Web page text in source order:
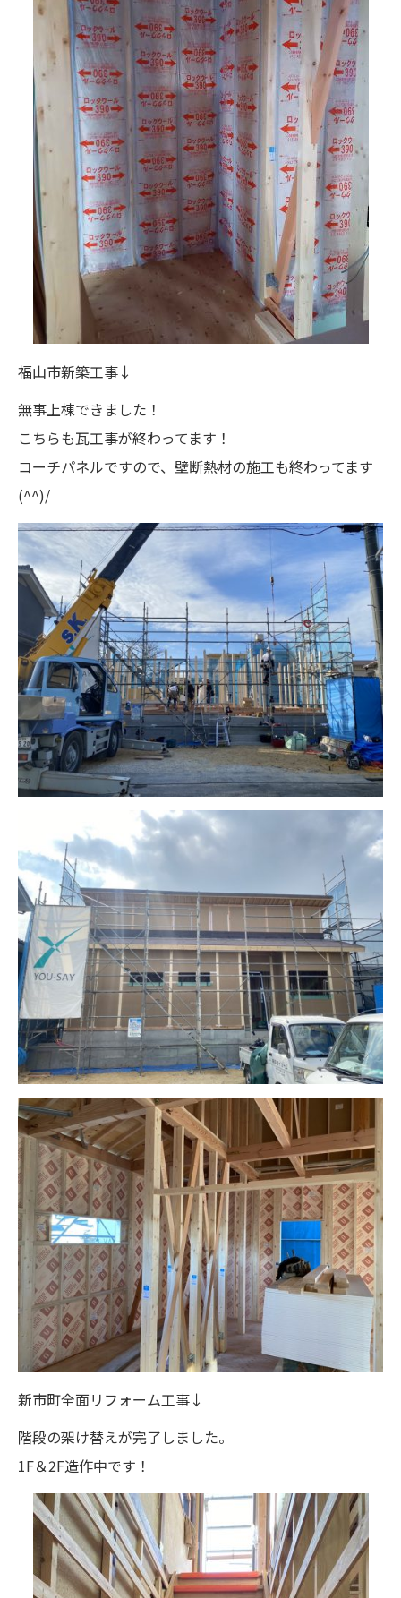
福山市新築工事↓
無事上棟できました！
こちらも瓦工事が終わってます！
コーチパネルですので、壁断熱材の施工も終わってます
(^^)/
新市町全面リフォーム工事↓
階段の架け替えが完了しました。
1F＆2F造作中です！